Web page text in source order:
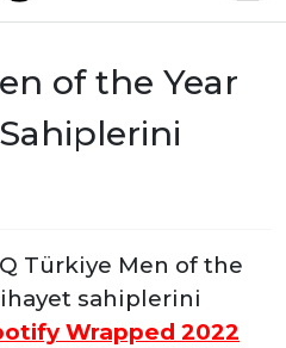
of the Year
Türkiye Men of the
sahiplerini
Wrapped 2022